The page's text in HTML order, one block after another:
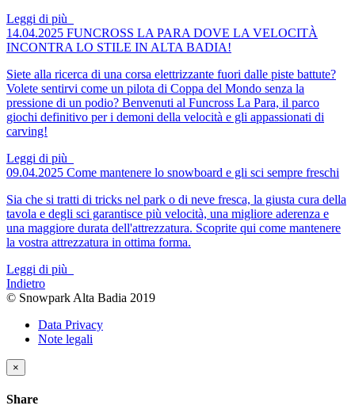
Leggi di più
14.04.2025 FUNCROSS LA PARA DOVE LA VELOCITÀ
INCONTRA LO STILE IN ALTA BADIA!
Siete alla ricerca di una corsa elettrizzante fuori dalle piste battute?
Volete sentirvi come un pilota di Coppa del Mondo senza la
pressione di un podio? Benvenuti al Funcross La Para, il parco
giochi definitivo per i demoni della velocità e gli appassionati di
carving!
Leggi di più
09.04.2025 Come mantenere lo snowboard e gli sci sempre freschi
Sia che si tratti di tricks nel park o di neve fresca, la giusta cura della
tavola e degli sci garantisce più velocità, una migliore aderenza e
una maggiore durata dell'attrezzatura. Scoprite qui come mantenere
la vostra attrezzatura in ottima forma.
Leggi di più
Indietro
© Snowpark Alta Badia 2019
Data Privacy
Note legali
×
Share